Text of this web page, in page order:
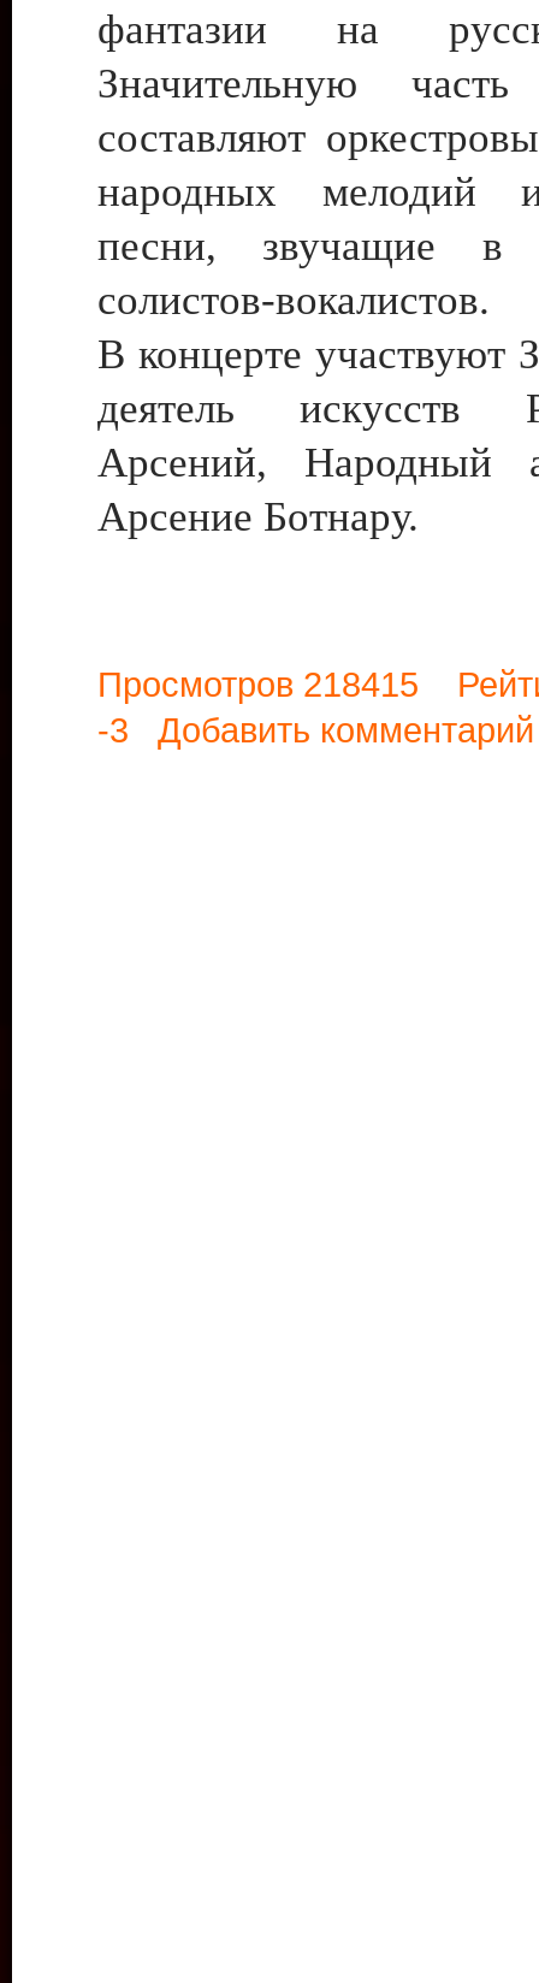
фантазии на
Значительную часть
составляют
народных мелодий
песни, звучащие в
солистов-вокалистов.
В концерте участвуют
деятель
Арсений, Народный
Арсение Ботнару.
Просмотров 218415
-3 Добавить комментарий